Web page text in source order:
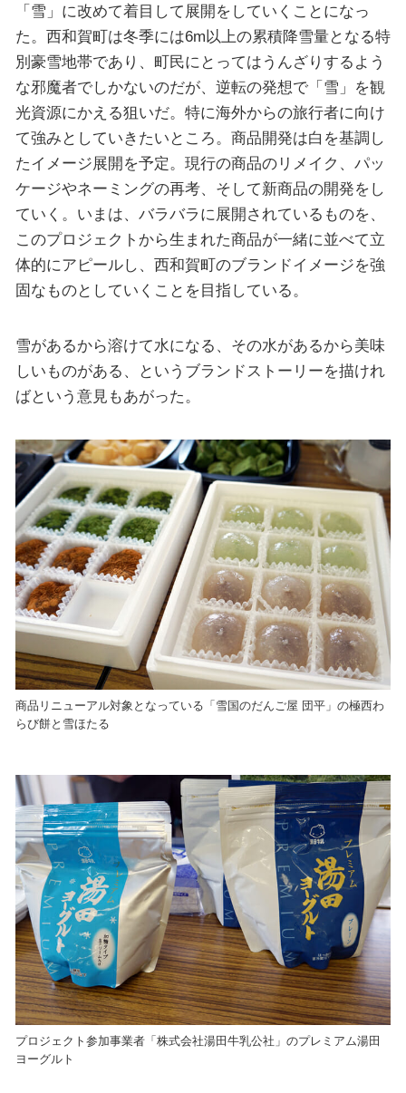
「雪」に改めて着目して展開をしていくことになっ
た。西和賀町は冬季には6m以上の累積降雪量となる特
別豪雪地帯であり、町民にとってはうんざりするよう
な邪魔者でしかないのだが、逆転の発想で「雪」を観
光資源にかえる狙いだ。特に海外からの旅行者に向け
て強みとしていきたいところ。商品開発は白を基調し
たイメージ展開を予定。現行の商品のリメイク、パッ
ケージやネーミングの再考、そして新商品の開発をし
ていく。いまは、バラバラに展開されているものを、
このプロジェクトから生まれた商品が一緒に並べて立
体的にアピールし、西和賀町のブランドイメージを強
固なものとしていくことを目指している。
雪があるから溶けて水になる、その水があるから美味
しいものがある、というブランドストーリーを描けれ
ばという意見もあがった。
商品リニューアル対象となっている「雪国のだんご屋 団平」の極西わ
らび餅と雪ほたる
プロジェクト参加事業者「株式会社湯田牛乳公社」のプレミアム湯田
ヨーグルト